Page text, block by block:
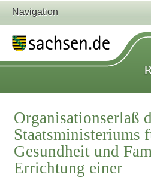
Navigation
Organisationserlaß
Staatsministeriums
Gesundheit und
Errichtung einer